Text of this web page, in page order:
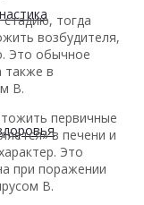
тогда
возбудителя,
Это обычное
также в
В.
первичные
в печени и
Это
при поражении
В.